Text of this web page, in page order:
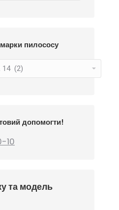
пилососу
допомогти!
10
та модель